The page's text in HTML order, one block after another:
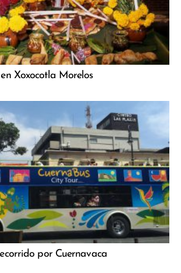
Xoxocotla Morelos
por Cuernavaca